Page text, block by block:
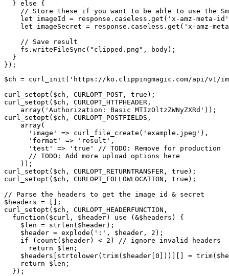
  } else {
// Store these if you want to be able to use the
let imageId = response.caseless.get('x-amz-meta-
let imageSecret = response.caseless.get('x-amz-
    // Save result
    fs.writeFileSync("clipped.png", body);
  }
$ch = curl_init('https://ko.clippingmagic.com/api/v1/
curl_setopt($ch, CURLOPT_POST, true);
curl_setopt($ch, CURLOPT_HTTPHEADER,
    array('Authorization: Basic MTIzOltzZWNyZXRd'));
curl_setopt($ch, CURLOPT_POSTFIELDS,
    array(
      'image' => curl_file_create('example.jpeg'),
      'format' => 'result',
      'test' => 'true' // TODO: Remove for production
      // TODO: Add more upload options here
    ));
curl_setopt($ch, CURLOPT_RETURNTRANSFER, true);
curl_setopt($ch, CURLOPT_FOLLOWLOCATION, true);
// Parse the headers to get the image id & secret
$headers = [];
curl_setopt($ch, CURLOPT_HEADERFUNCTION,
  function($curl, $header) use (&$headers) {
    $len = strlen($header);
    $header = explode(':', $header, 2);
    if (count($header) < 2) // ignore invalid headers
      return $len;
$headers[strtolower(trim($header[0]))][] =
    return $len;
  });